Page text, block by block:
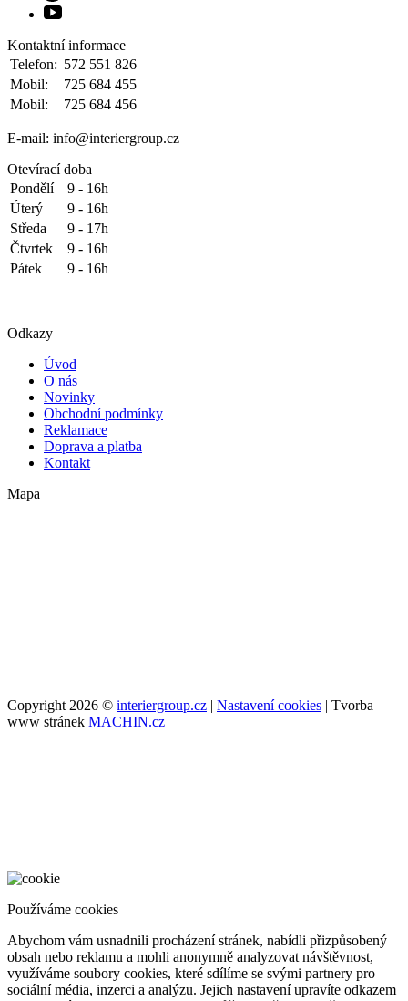
Kontaktní informace
Telefon: 572 551 826
Mobil:
725 684 455
Mobil:
725 684 456
E-mail: info@interiergroup.cz
Otevírací doba
Pondělí
9 - 16h
Úterý
9 - 16h
Středa
9 - 17h
Čtvrtek
9 - 16h
Pátek
9 - 16h
Odkazy
Úvod
O nás
Novinky
Obchodní podmínky
Reklamace
Doprava a platba
Kontakt
Mapa
Copyright 2026 © interiergroup.cz | Nastavení cookies | Tvorba
www stránek MACHIN.cz
Používáme cookies
Abychom vám usnadnili procházení stránek, nabídli přizpůsobený
obsah nebo reklamu a mohli anonymně analyzovat návštěvnost,
využíváme soubory cookies, které sdílíme se svými partnery pro
sociální média, inzerci a analýzu. Jejich nastavení upravíte odkazem